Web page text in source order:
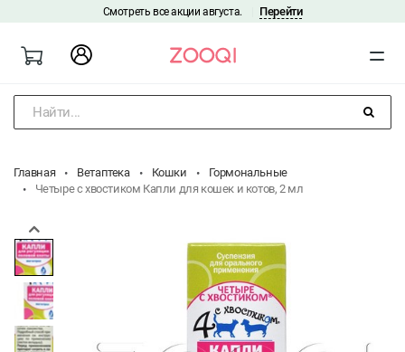
Смотреть все акции августа. Перейти
Найти...
Главная Ветаптека Кошки
Гормональные
Четыре с хвостиком Капли для кошек и котов, 2 мл